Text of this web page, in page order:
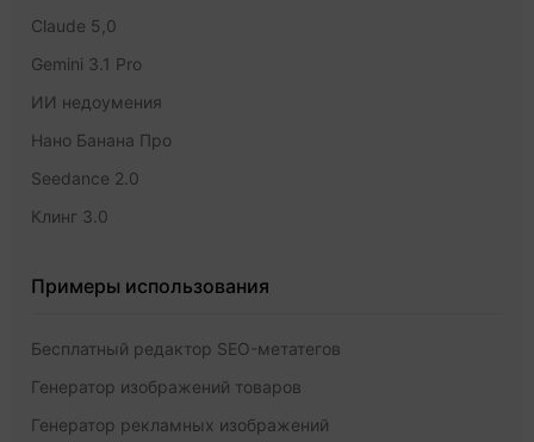
Claude 5,0
Gemini 3.1 Pro
ИИ недоумения
Нано Банана Про
Seedance 2.0
Клинг 3.0
Примеры использования
Бесплатный редактор SEO-метатегов
Генератор изображений товаров
Генератор рекламных изображений